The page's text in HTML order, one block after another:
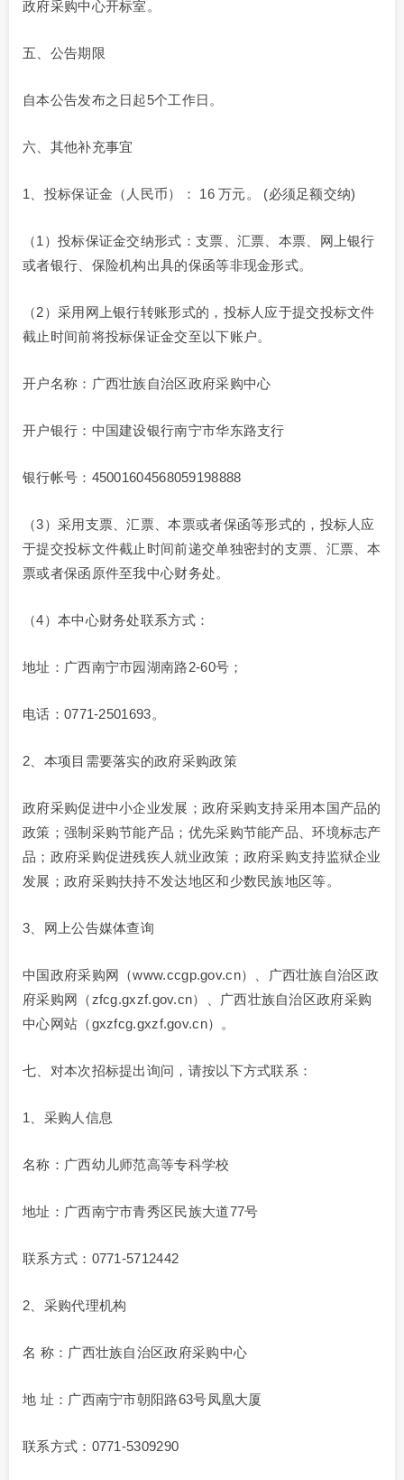
政府采购中心开标室。
五、公告期限
自本公告发布之日起5个工作日。
六、其他补充事宜
1、投标保证金（人民币）： 16 万元。 (必须足额交纳)
（1）投标保证金交纳形式：支票、汇票、本票、网上银行
或者银行、保险机构出具的保函等非现金形式。
（2）采用网上银行转账形式的，投标人应于提交投标文件
截止时间前将投标保证金交至以下账户。
开户名称：广西壮族自治区政府采购中心
开户银行：中国建设银行南宁市华东路支行
银行帐号：45001604568059198888
（3）采用支票、汇票、本票或者保函等形式的，投标人应
于提交投标文件截止时间前递交单独密封的支票、汇票、本
票或者保函原件至我中心财务处。
（4）本中心财务处联系方式：
地址：广西南宁市园湖南路2-60号；
电话：0771-2501693。
2、本项目需要落实的政府采购政策
政府采购促进中小企业发展；政府采购支持采用本国产品的
政策；强制采购节能产品；优先采购节能产品、环境标志产
品；政府采购促进残疾人就业政策；政府采购支持监狱企业
发展；政府采购扶持不发达地区和少数民族地区等。
3、网上公告媒体查询
中国政府采购网（www.ccgp.gov.cn）、广西壮族自治区政
府采购网（zfcg.gxzf.gov.cn）、广西壮族自治区政府采购
中心网站（gxzfcg.gxzf.gov.cn）。
七、对本次招标提出询问，请按以下方式联系：
1、采购人信息
名称：广西幼儿师范高等专科学校
地址：广西南宁市青秀区民族大道77号
联系方式：0771-5712442
2、采购代理机构
名 称：广西壮族自治区政府采购中心
地 址：广西南宁市朝阳路63号凤凰大厦
联系方式：0771-5309290